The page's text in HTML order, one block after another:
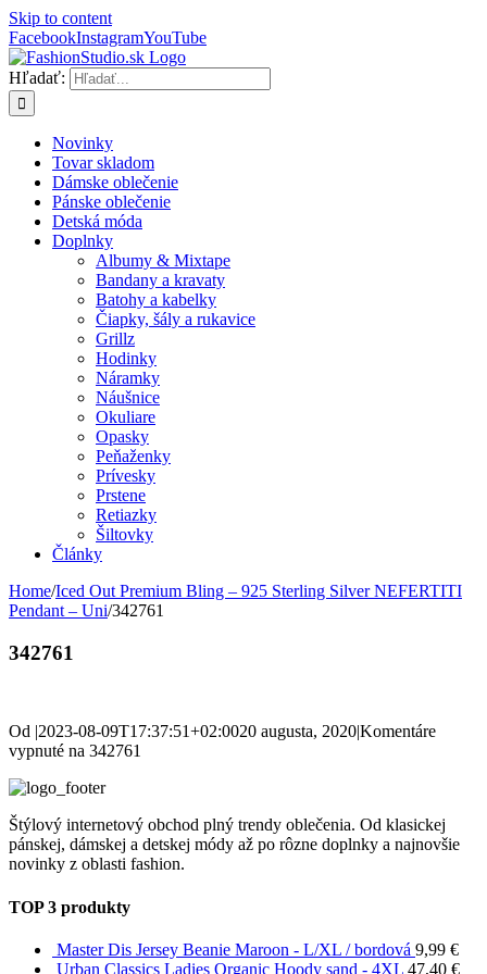
Skip to content
FacebookInstagramYouTube
Hľadať:
Novinky
Tovar skladom
Dámske oblečenie
Pánske oblečenie
Detská móda
Doplnky
Albumy & Mixtape
Bandany a kravaty
Batohy a kabelky
Čiapky, šály a rukavice
Grillz
Hodinky
Náramky
Náušnice
Okuliare
Opasky
Peňaženky
Prívesky
Prstene
Retiazky
Šiltovky
Články
Home/Iced Out Premium Bling – 925 Sterling Silver NEFERTITI
Pendant – Uni/342761
342761
Od |2023-08-09T17:37:51+02:0020 augusta, 2020|Komentáre
vypnuté na 342761
Štýlový internetový obchod plný trendy oblečenia. Od klasickej
pánskej, dámskej a detskej módy až po rôzne doplnky a najnovšie
novinky z oblasti fashion.
TOP 3 produkty
Master Dis Jersey Beanie Maroon - L/XL / bordová 9,99 €
Urban Classics Ladies Organic Hoody sand - 4XL 47,40 €